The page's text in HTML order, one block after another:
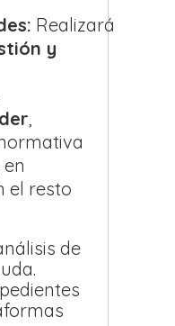
Realizará
y
,
el resto
de